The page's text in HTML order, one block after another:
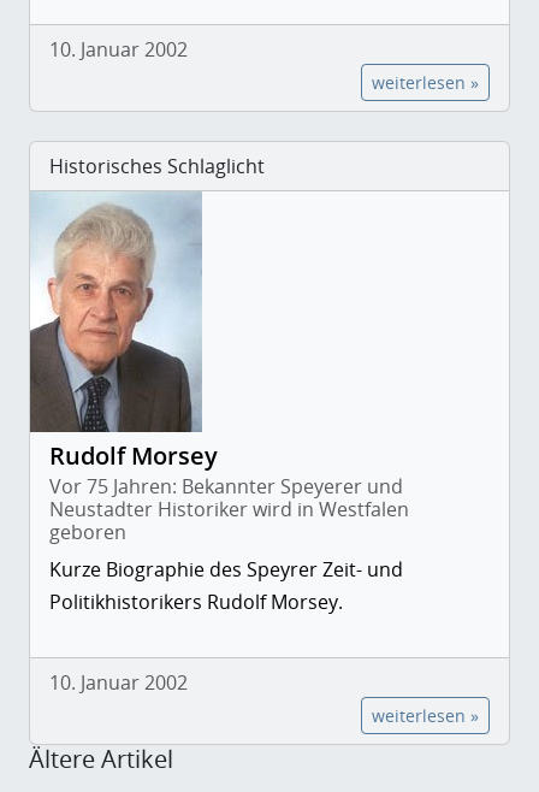
10. Januar 2002
weiterlesen »
Historisches Schlaglicht
Rudolf Morsey
Vor 75 Jahren: Bekannter Speyerer und
Neustadter Historiker wird in Westfalen
geboren
Kurze Biographie des Speyrer Zeit- und
Politikhistorikers Rudolf Morsey.
10. Januar 2002
weiterlesen »
Ältere Artikel